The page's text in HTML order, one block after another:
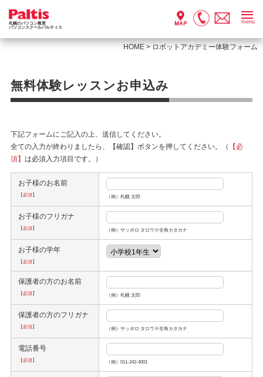
札幌のパソコン教室
パソコンスクールパルティス
menu
HOME > ロボットアカデミー体験フォーム
無料体験レッスンお申込み
下記フォームにご記入の上、送信してください。
全ての入力が終わりましたら、【確認】ボタンを押してください。（
【必
須】 は必須入力項目です。）
お子様のお名前
【必須】 （例）札幌 太郎
お子様のフリガナ
【必須】 （例）サッポロ タロウ※全角カタカナ
お子様の学年
【必須】
保護者の方のお名前
【必須】 （例）札幌 太郎
保護者の方のフリガナ
【必須】 （例）サッポロ タロウ※全角カタカナ
電話番号
【必須】 （例）011-242-4001